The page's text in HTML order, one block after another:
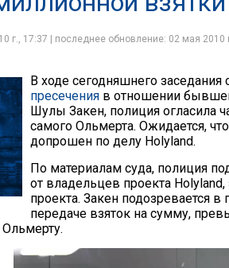
г., 17:37 | последнее обновление: 02 мая 2010
В ходе сегодняшнего
пресечения в отношении
Шулы Закен, полиция огласила
самого Ольмерта. Ожидается,
допрошен по делу Holyland.
По материалам суда, полиция
от владельцев проекта
проекта. Закен подозревается
передаче взяток на сумму,